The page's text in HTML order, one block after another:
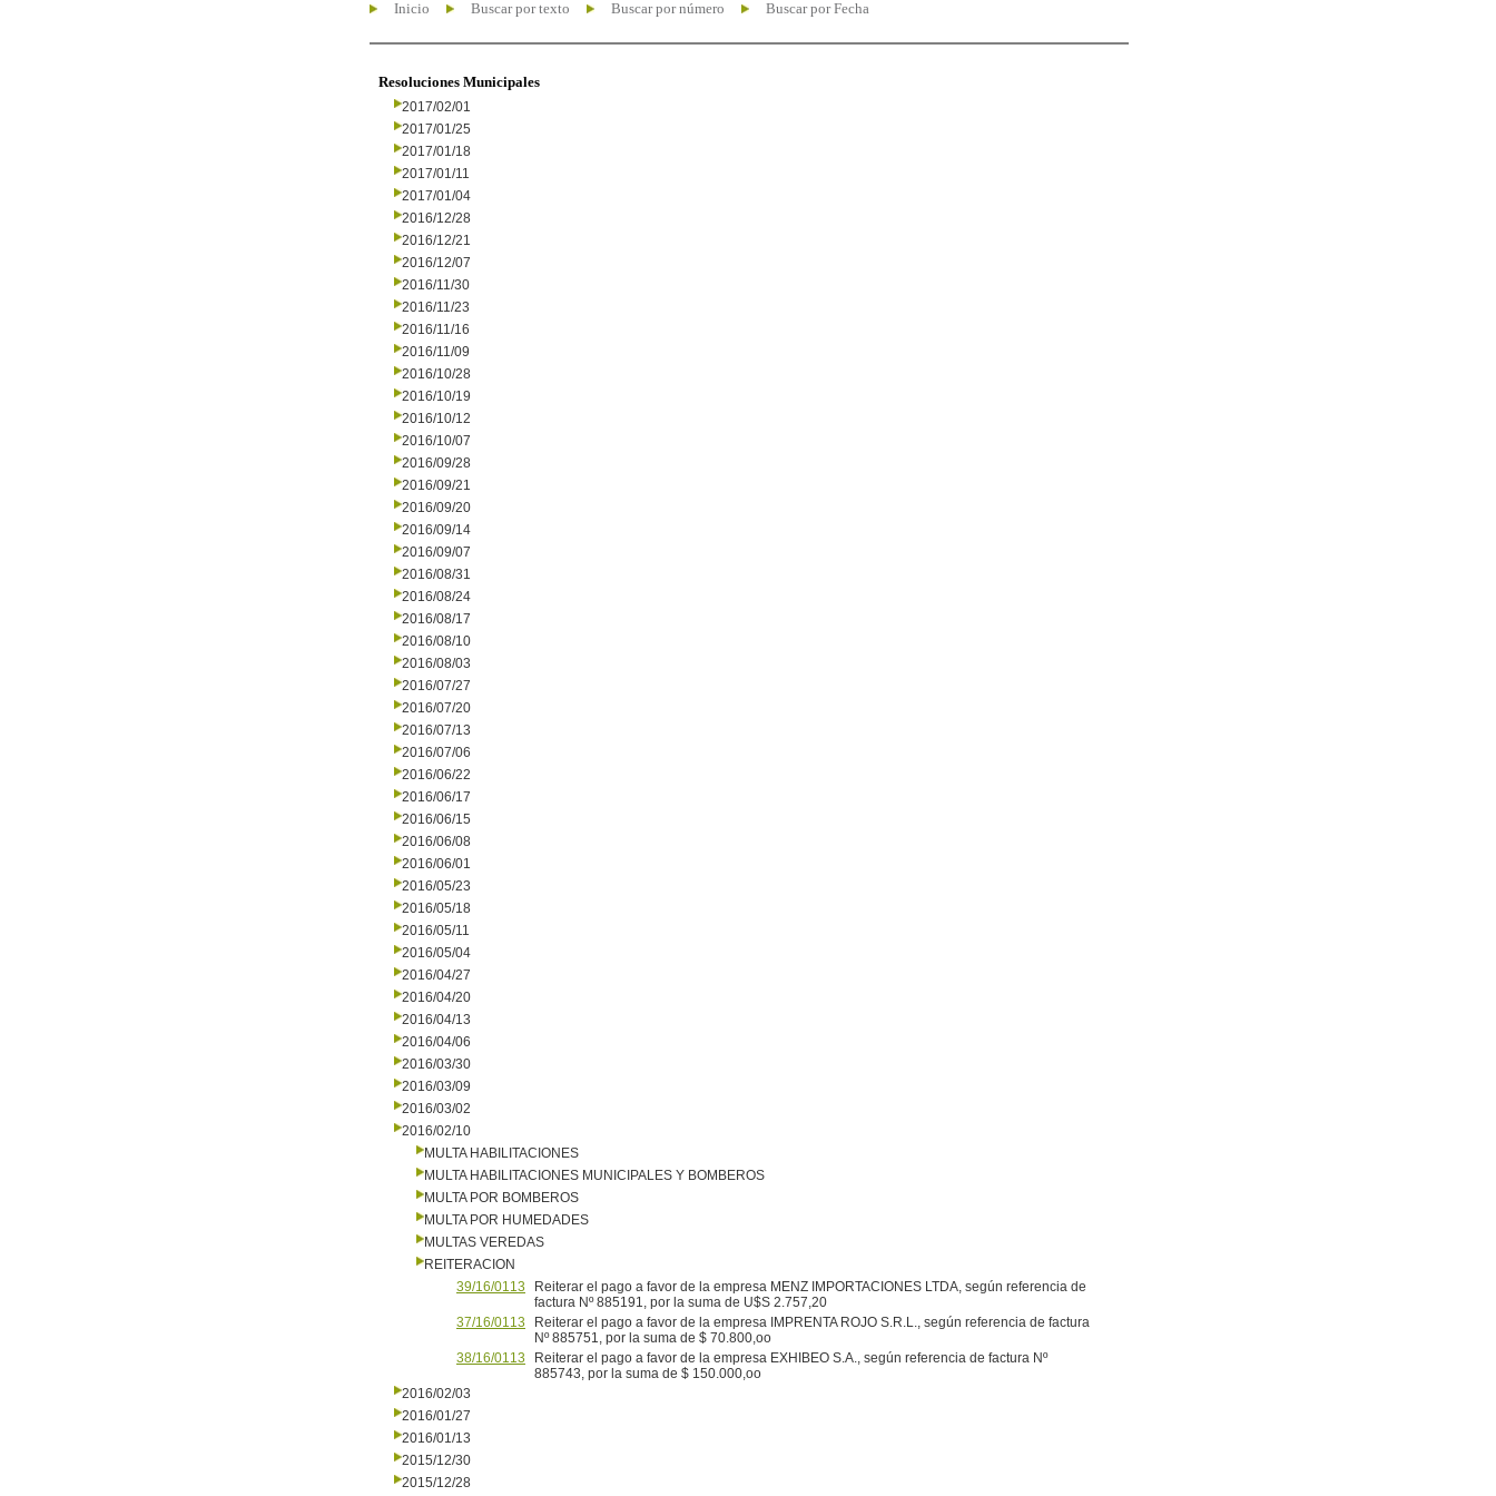
Inicio Buscar por texto Buscar por número Buscar por Fecha
Resoluciones Municipales
2017/02/01
2017/01/25
2017/01/18
2017/01/11
2017/01/04
2016/12/28
2016/12/21
2016/12/07
2016/11/30
2016/11/23
2016/11/16
2016/11/09
2016/10/28
2016/10/19
2016/10/12
2016/10/07
2016/09/28
2016/09/21
2016/09/20
2016/09/14
2016/09/07
2016/08/31
2016/08/24
2016/08/17
2016/08/10
2016/08/03
2016/07/27
2016/07/20
2016/07/13
2016/07/06
2016/06/22
2016/06/17
2016/06/15
2016/06/08
2016/06/01
2016/05/23
2016/05/18
2016/05/11
2016/05/04
2016/04/27
2016/04/20
2016/04/13
2016/04/06
2016/03/30
2016/03/09
2016/03/02
2016/02/10
MULTA HABILITACIONES
MULTA HABILITACIONES MUNICIPALES Y BOMBEROS
MULTA POR BOMBEROS
MULTA POR HUMEDADES
MULTAS VEREDAS
REITERACION
39/16/0113
Reiterar el pago a favor de la empresa MENZ IMPORTACIONES LTDA, según referencia de
factura Nº 885191, por la suma de U$S 2.757,20
37/16/0113
Reiterar el pago a favor de la empresa IMPRENTA ROJO S.R.L., según referencia de factura
Nº 885751, por la suma de $ 70.800,oo
38/16/0113
Reiterar el pago a favor de la empresa EXHIBEO S.A., según referencia de factura Nº
885743, por la suma de $ 150.000,oo
2016/02/03
2016/01/27
2016/01/13
2015/12/30
2015/12/28